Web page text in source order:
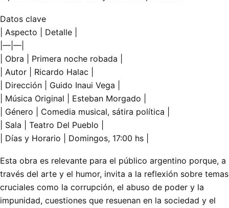
Datos clave
| Aspecto | Detalle |
|—|—|
| Obra | Primera noche robada |
| Autor | Ricardo Halac |
| Dirección | Guido Inaui Vega |
| Música Original | Esteban Morgado |
| Género | Comedia musical, sátira política |
| Sala | Teatro Del Pueblo |
| Días y Horario | Domingos, 17:00 hs |
Esta obra es relevante para el público argentino porque, a
través del arte y el humor, invita a la reflexión sobre temas
cruciales como la corrupción, el abuso de poder y la
impunidad, cuestiones que resuenan en la sociedad y el